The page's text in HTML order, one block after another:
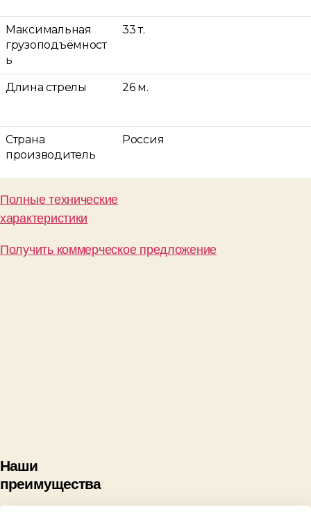
Максимальная
грузоподъёмност
ь
33 т.
Длина стрелы 26 м.
Страна
производитель
Россия
Полные технические
характеристики
Получить коммерческое предложение
Наши
преимущества